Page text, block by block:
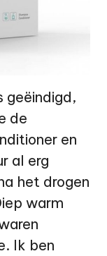
geëindigd,
de
en
al erg
het drogen
warm
Ik ben